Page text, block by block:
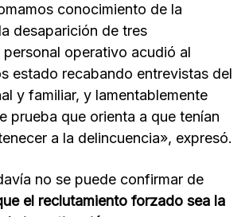
conocimiento de la
desaparición de tres
operativo acudió al
estado recabando entrevistas del
y familiar, y lamentablemente
prueba que orienta a que tenían
a la delincuencia», expresó.
no se puede confirmar de
el reclutamiento forzado sea la